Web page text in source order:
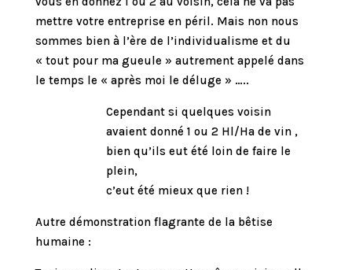
mettre votre entreprise en péril. Mais non nous
sommes bien à l’ère de l’individualisme et du
« tout pour ma gueule » autrement appelé dans
le temps le « après moi le déluge » …..
Cependant si quelques voisin
avaient donné 1 ou 2 Hl/Ha de vin ,
bien qu’ils eut été loin de faire le
plein,
c’eut été mieux que rien !
Autre démonstration flagrante de la bêtise
humaine :